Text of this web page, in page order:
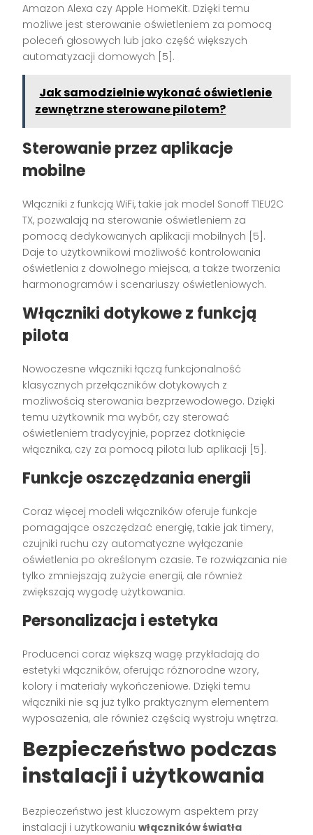
Amazon Alexa czy Apple HomeKit. Dzięki temu
możliwe jest sterowanie oświetleniem za pomocą
poleceń głosowych lub jako część większych
automatyzacji domowych [5].
Jak samodzielnie wykonać oświetlenie
zewnętrzne sterowane pilotem?
Sterowanie przez aplikacje
mobilne
Włączniki z funkcją WiFi, takie jak model Sonoff T1EU2C
TX, pozwalają na sterowanie oświetleniem za
pomocą dedykowanych aplikacji mobilnych [5].
Daje to użytkownikowi możliwość kontrolowania
oświetlenia z dowolnego miejsca, a także tworzenia
harmonogramów i scenariuszy oświetleniowych.
Włączniki dotykowe z funkcją
pilota
Nowoczesne włączniki łączą funkcjonalność
klasycznych przełączników dotykowych z
możliwością sterowania bezprzewodowego. Dzięki
temu użytkownik ma wybór, czy sterować
oświetleniem tradycyjnie, poprzez dotknięcie
włącznika, czy za pomocą pilota lub aplikacji [5].
Funkcje oszczędzania energii
Coraz więcej modeli włączników oferuje funkcje
pomagające oszczędzać energię, takie jak timery,
czujniki ruchu czy automatyczne wyłączanie
oświetlenia po określonym czasie. Te rozwiązania nie
tylko zmniejszają zużycie energii, ale również
zwiększają wygodę użytkowania.
Personalizacja i estetyka
Producenci coraz większą wagę przykładają do
estetyki włączników, oferując różnorodne wzory,
kolory i materiały wykończeniowe. Dzięki temu
włączniki nie są już tylko praktycznym elementem
wyposażenia, ale również częścią wystroju wnętrza.
Bezpieczeństwo podczas
instalacji i użytkowania
Bezpieczeństwo jest kluczowym aspektem przy
instalacji i użytkowaniuwłączników światła